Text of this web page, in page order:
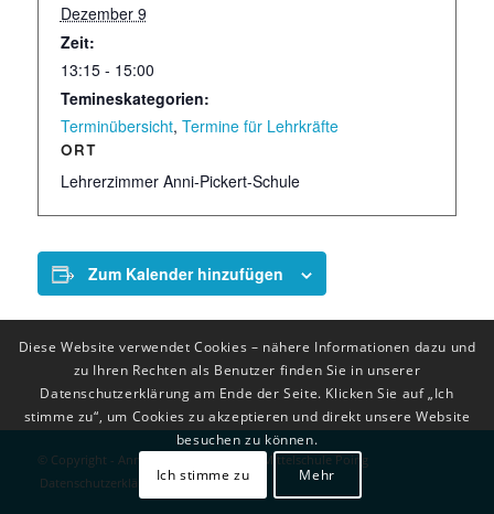
Dezember 9
Zeit:
13:15 - 15:00
Temineskategorien:
Terminübersicht, Termine für Lehrkräfte
ORT
Lehrerzimmer Anni-Pickert-Schule
Zum Kalender hinzufügen
© Copyright - Anni-Pickert-Grund- und Mittelschule Poing
Datenschutzerklärung
Impressum
Diese Website verwendet Cookies – nähere Informationen dazu und
zu Ihren Rechten als Benutzer finden Sie in unserer
Datenschutzerklärung am Ende der Seite. Klicken Sie auf „Ich
stimme zu“, um Cookies zu akzeptieren und direkt unsere Website
besuchen zu können.
Ich stimme zu
Mehr